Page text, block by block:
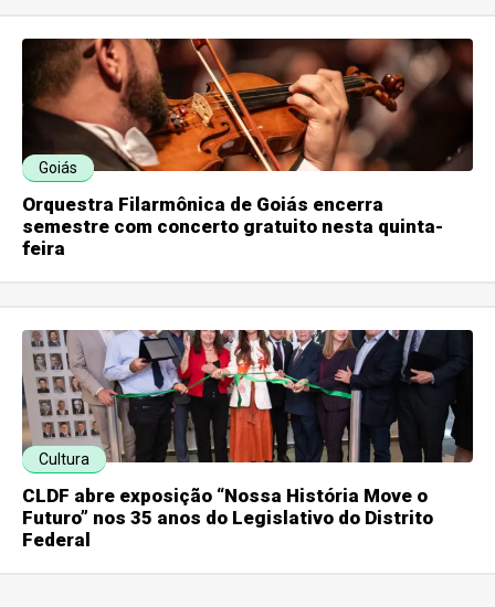
Goiás
Orquestra Filarmônica de Goiás encerra
semestre com concerto gratuito nesta quinta-
feira
Cultura
CLDF abre exposição “Nossa História Move o
Futuro” nos 35 anos do Legislativo do Distrito
Federal